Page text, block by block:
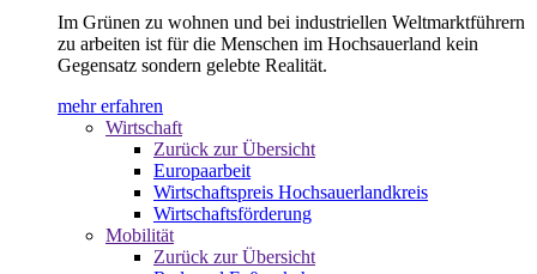
Im Grünen zu wohnen und bei industriellen Weltmarktführern
zu arbeiten ist für die Menschen im Hochsauerland kein
Gegensatz sondern gelebte Realität.
mehr erfahren
Wirtschaft
Zurück zur Übersicht
Europaarbeit
Wirtschaftspreis Hochsauerlandkreis
Wirtschaftsförderung
Mobilität
Zurück zur Übersicht